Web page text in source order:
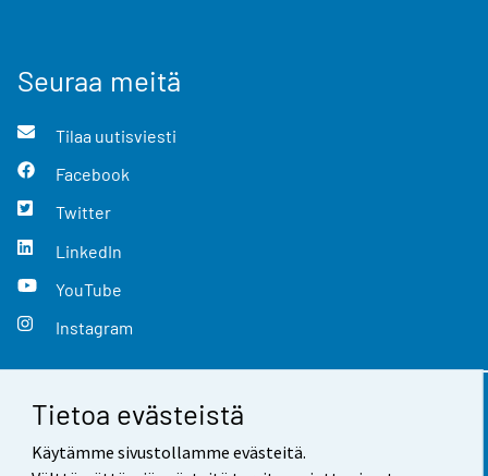
Tietoa evästeistä
Käytämme sivustollamme evästeitä.
Seuraa meitä
Tilaa uutisviesti
Facebook
Twitter
LinkedIn
YouTube
Instagram
Yhteystiedot
Palaute